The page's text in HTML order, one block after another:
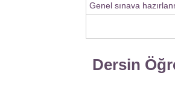
Genel sınava
Dersin